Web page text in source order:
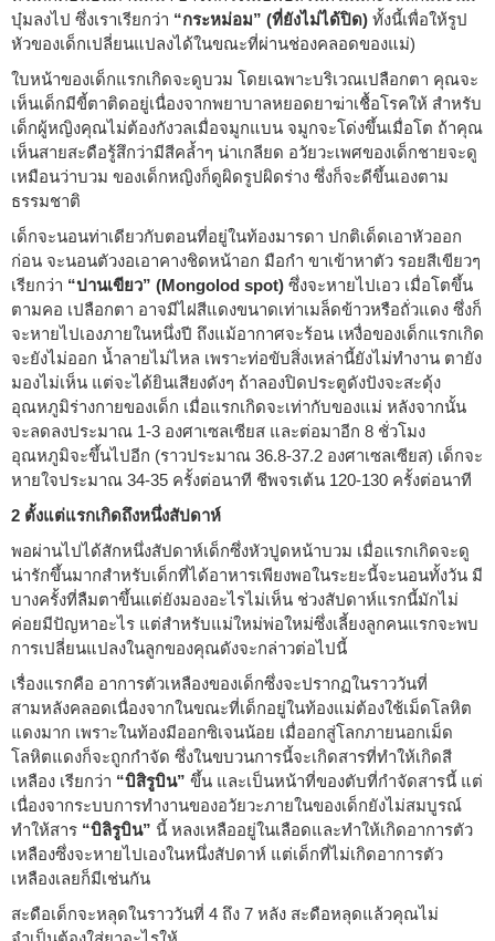
บุ๋มลงไป ซึ่งเราเรียกว่า “กระหม่อม” (ที่ยังไม่ได้ปิด) ทั้งนี้เพื่อให้รูป
หัวของเด็กเปลี่ยนแปลงได้ในขณะที่ผ่านช่องคลอดของแม่)
ใบหน้าของเด็กแรกเกิดจะดูบวม โดยเฉพาะบริเวณเปลือกตา คุณจะ
เห็นเด็กมีขี้ตาติดอยู่เนื่องจากพยาบาลหยอดยาฆ่าเชื้อโรคให้ สำหรับ
เด็กผู้หญิงคุณไม่ต้องกังวลเมื่อจมูกแบน จมูกจะโด่งขึ้นเมื่อโต ถ้าคุณ
เห็นสายสะดือรู้สึกว่ามีสีคล้ำๆ น่าเกลียด อวัยวะเพศของเด็กชายจะดู
เหมือนว่าบวม ของเด็กหญิงก็ดูผิดรูปผิดร่าง ซึ่งก็จะดีขึ้นเองตาม
ธรรมชาติ
เด็กจะนอนท่าเดียวกับตอนที่อยู่ในท้องมารดา ปกติเด็ดเอาหัวออก
ก่อน จะนอนตัวงอเอาคางชิดหน้าอก มือกำ ขาเข้าหาตัว รอยสีเขียวๆ
เรียกว่า “ปานเขียว” (Mongolod spot) ซึ่งจะหายไปเอว เมื่อโตขึ้น
ตามคอ เปลือกตา อาจมีไฝสีแดงขนาดเท่าเมล็ดข้าวหรือถั่วแดง ซึ่งก็
จะหายไปเองภายในหนึ่งปี ถึงแม้อากาศจะร้อน เหงื่อของเด็กแรกเกิด
จะยังไม่ออก น้ำลายไม่ไหล เพราะท่อขับสิ่งเหล่านี้ยังไม่ทำงาน ตายัง
มองไม่เห็น แต่จะได้ยินเสียงดังๆ ถ้าลองปิดประตูดังปังจะสะดุ้ง
อุณหภูมิร่างกายของเด็ก เมื่อแรกเกิดจะเท่ากับของแม่ หลังจากนั้น
จะลดลงประมาณ 1-3 องศาเซลเซียส และต่อมาอีก 8 ชั่วโมง
อุณหภูมิจะขึ้นไปอีก (ราวประมาณ 36.8-37.2 องศาเซลเซียส) เด็กจะ
หายใจประมาณ 34-35 ครั้งต่อนาที ชีพจรเต้น 120-130 ครั้งต่อนาที
2 ตั้งแต่แรกเกิดถึงหนึ่งสัปดาห์
พอผ่านไปได้สักหนึ่งสัปดาห์เด็กซึ่งหัวปูดหน้าบวม เมื่อแรกเกิดจะดู
น่ารักขึ้นมากสำหรับเด็กที่ได้อาหารเพียงพอในระยะนี้จะนอนทั้งวัน มี
บางครั้งที่ลืมตาขึ้นแต่ยังมองอะไรไม่เห็น ช่วงสัปดาห์แรกนี้มักไม่
ค่อยมีปัญหาอะไร แต่สำหรับแม่ใหม่พ่อใหม่ซึ่งเลี้ยงลูกคนแรกจะพบ
การเปลี่ยนแปลงในลูกของคุณดังจะกล่าวต่อไปนี้
เรื่องแรกคือ อาการตัวเหลืองของเด็กซึ่งจะปรากฏในราววันที่
สามหลังคลอดเนื่องจากในขณะที่เด็กอยู่ในท้องแม่ต้องใช้เม็ดโลหิต
แดงมาก เพราะในท้องมีออกซิเจนน้อย เมื่ออกสู่โลกภายนอกเม็ด
โลหิตแดงก็จะถูกกำจัด ซึ่งในขบวนการนี้จะเกิดสารที่ทำให้เกิดสี
เหลือง เรียกว่า “บิสิรูบิน” ขึ้น และเป็นหน้าที่ของตับที่กำจัดสารนี้ แต่
เนื่องจากระบบการทำงานของอวัยวะภายในของเด็กยังไม่สมบูรณ์
ทำให้สาร “บิลิรูบิน” นี้ หลงเหลืออยู่ในเลือดและทำให้เกิดอาการตัว
เหลืองซึ่งจะหายไปเองในหนึ่งสัปดาห์ แต่เด็กที่ไม่เกิดอาการตัว
เหลืองเลยก็มีเช่นกัน
สะดือเด็กจะหลุดในราววันที่ 4 ถึง 7 หลัง สะดือหลุดแล้วคุณไม่